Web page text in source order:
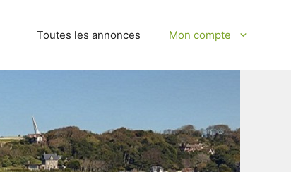
Toutes les annonces Mon compte